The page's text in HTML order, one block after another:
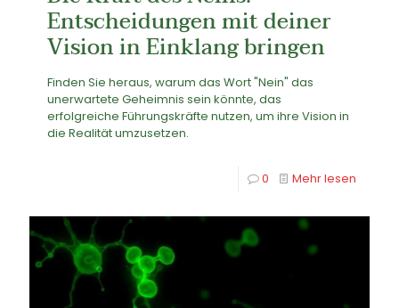
Entscheidungen mit deiner
Vision in Einklang bringen
Finden Sie heraus, warum das Wort "Nein" das
unerwartete Geheimnis sein könnte, das
erfolgreiche Führungskräfte nutzen, um ihre Vision in
die Realität umzusetzen.
0 Mehr lesen